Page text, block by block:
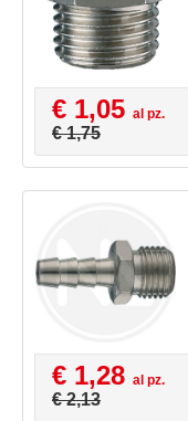
€ 1,05 al pz.
€ 1,75
€ 1,28 al pz.
€ 2,13